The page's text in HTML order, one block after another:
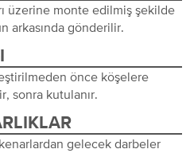
üzerine monte edilmiş şekilde
arkasında gönderilir.
önce köşelere
sonra kutulanır.
gelecek darbeler